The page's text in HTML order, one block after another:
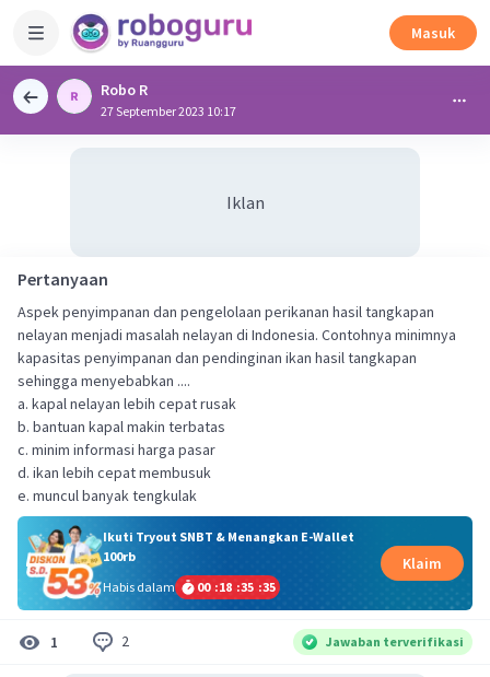
Masuk
Robo R
27 September 2023 10:17
Iklan
Pertanyaan
Aspek penyimpanan dan pengelolaan perikanan hasil tangkapan
nelayan menjadi masalah nelayan di Indonesia. Contohnya minimnya
kapasitas penyimpanan dan pendinginan ikan hasil tangkapan
sehingga menyebabkan ....
a. kapal nelayan lebih cepat rusak
b. bantuan kapal makin terbatas
c. minim informasi harga pasar
d. ikan lebih cepat membusuk
e. muncul banyak tengkulak
Ikuti Tryout SNBT & Menangkan E-Wallet
100rb
Habis dalam
00 :18 :35 :35
Klaim
1 2 Jawaban terverifikasi